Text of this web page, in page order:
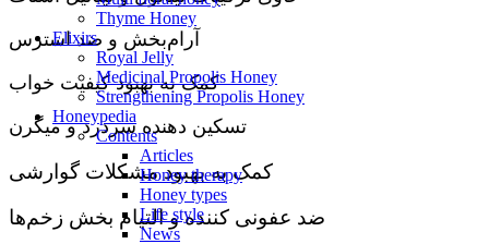
آرام‌بخش و ضد استرس
کمک به بهبود کیفیت خواب
تسکین دهنده سردرد و میگرن
کمک به بهبود مشکلات گوارشی
ضد عفونی کننده و التیام بخش زخم‌ها
Thyme Honey
Elixirs
Royal Jelly
Medicinal Propolis Honey
Strengthening Propolis Honey
Honeypedia
Contents
Articles
Honey therapy
Honey types
Life style
News